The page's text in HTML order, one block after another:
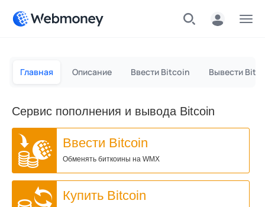
Главная Описание Ввести Bitcoin Вывести
Сервис пополнения и вывода Bitcoin
Ввести Bitcoin
Обменять биткоины на WMX
Купить Bitcoin